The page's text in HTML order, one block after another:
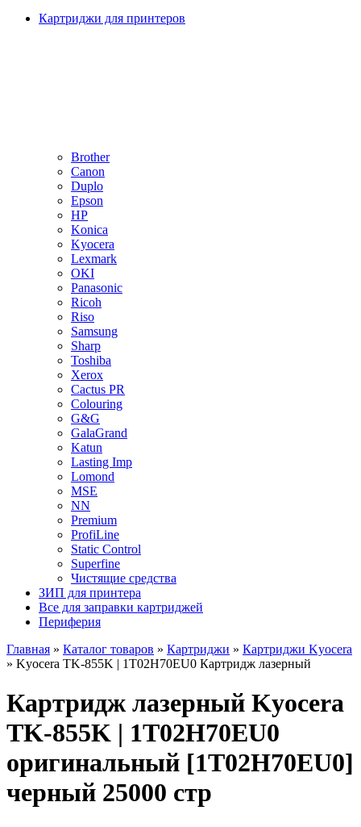
Картриджи для принтеров
Brother
Canon
Duplo
Epson
HP
Konica
Kyocera
Lexmark
OKI
Panasonic
Ricoh
Riso
Samsung
Sharp
Toshiba
Xerox
Cactus PR
Colouring
G&G
GalaGrand
Katun
Lasting Imp
Lomond
MSE
NN
Premium
ProfiLine
Static Control
Superfine
Чистящие средства
ЗИП для принтера
Все для заправки картриджей
Периферия
Главная » Каталог товаров » Картриджи » Картриджи Kyocera
» Kyocera TK-855K | 1T02H70EU0 Картридж лазерный
Картридж лазерный Kyocera
TK-855K | 1T02H70EU0
оригинальный [1T02H70EU0]
черный 25000 стр